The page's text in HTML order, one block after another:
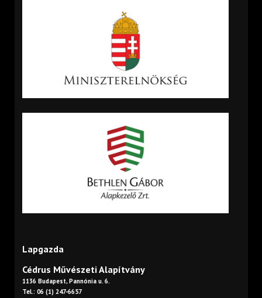
Lapgazda
Cédrus Művészeti Alapítvány
1136 Budapest, Pannónia u. 6.
Tel.: 06 (1) 247-6657